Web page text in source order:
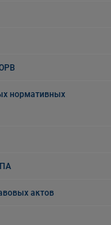
нормативных
актов